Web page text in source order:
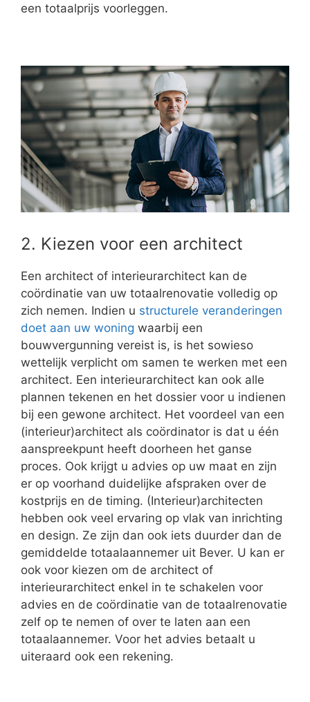
een totaalprijs voorleggen.
2. Kiezen voor een architect
Een architect of interieurarchitect kan de
coördinatie van uw totaalrenovatie volledig op
zich nemen. Indien u structurele veranderingen
doet aan uw woning waarbij een
bouwvergunning vereist is, is het sowieso
wettelijk verplicht om samen te werken met een
architect. Een interieurarchitect kan ook alle
plannen tekenen en het dossier voor u indienen
bij een gewone architect. Het voordeel van een
(interieur)architect als coördinator is dat u één
aanspreekpunt heeft doorheen het ganse
proces. Ook krijgt u advies op uw maat en zijn
er op voorhand duidelijke afspraken over de
kostprijs en de timing. (Interieur)architecten
hebben ook veel ervaring op vlak van inrichting
en design. Ze zijn dan ook iets duurder dan de
gemiddelde totaalaannemer uit Bever. U kan er
ook voor kiezen om de architect of
interieurarchitect enkel in te schakelen voor
advies en de coördinatie van de totaalrenovatie
zelf op te nemen of over te laten aan een
totaalaannemer. Voor het advies betaalt u
uiteraard ook een rekening.